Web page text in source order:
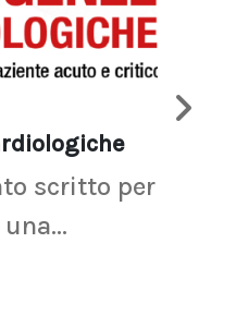
scritto per